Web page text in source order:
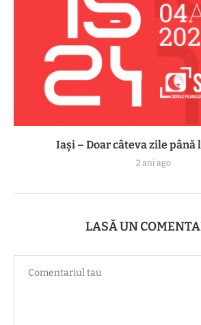
Iași – Doar câteva zile până
2 ani ago
LASĂ UN